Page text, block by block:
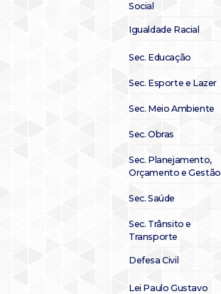
Social
Igualdade Racial
Sec. Educação
Sec. Esporte e Lazer
Sec. Meio Ambiente
Sec. Obras
Sec. Planejamento,
Orçamento e Gestão
Sec. Saúde
Sec. Trânsito e
Transporte
Defesa Civil
Lei Paulo Gustavo